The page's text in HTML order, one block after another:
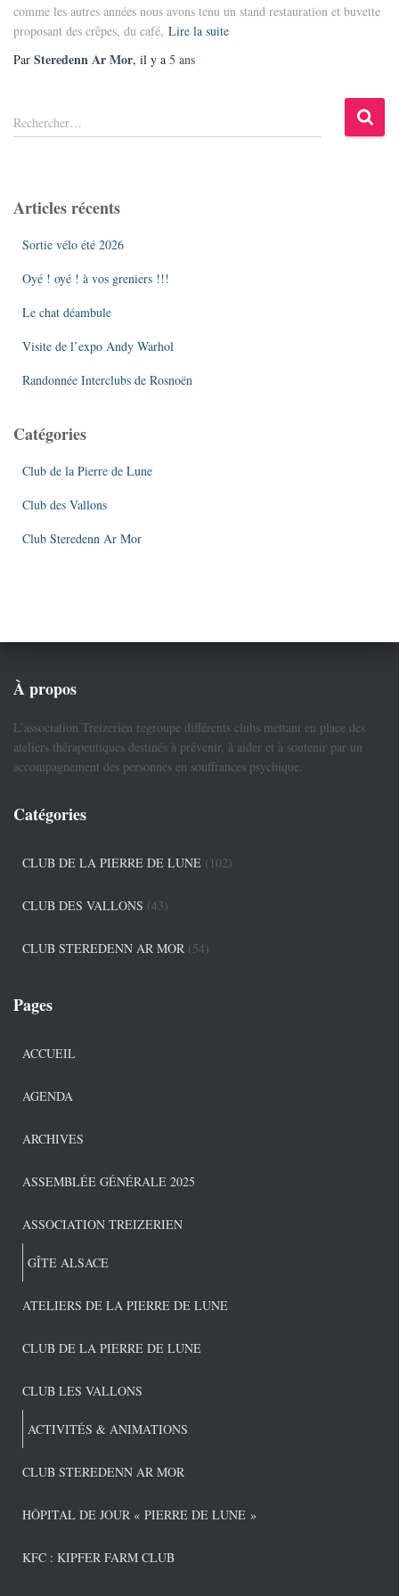
comme les autres années nous avons tenu un stand restauration et buvette
proposant des crêpes, du café, Lire la suite
Par Steredenn Ar Mor, il y a 5 ans
R
e
r
Rechercher…
Articles récents
Sortie vélo été 2026
Oyé ! oyé ! à vos greniers !!!
Le chat déambule
Visite de l’expo Andy Warhol
Randonnée Interclubs de Rosnoën
Catégories
Club de la Pierre de Lune
Club des Vallons
Club Steredenn Ar Mor
À propos
L’association Treizerien regroupe différents clubs mettant en place des
ateliers thérapeutiques destinés à prévenir, à aider et à soutenir par un
accompagnement des personnes en souffrances psychique.
Catégories
CLUB DE LA PIERRE DE LUNE (102)
CLUB DES VALLONS (43)
CLUB STEREDENN AR MOR (54)
Pages
ACCUEIL
AGENDA
ARCHIVES
ASSEMBLÉE GÉNÉRALE 2025
ASSOCIATION TREIZERIEN
GÎTE ALSACE
ATELIERS DE LA PIERRE DE LUNE
CLUB DE LA PIERRE DE LUNE
CLUB LES VALLONS
ACTIVITÉS & ANIMATIONS
CLUB STEREDENN AR MOR
HÔPITAL DE JOUR « PIERRE DE LUNE »
KFC : KIPFER FARM CLUB